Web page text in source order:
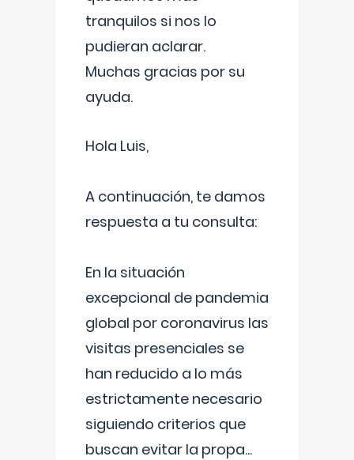
tranquilos si nos lo
pudieran aclarar.
Muchas gracias por su
ayuda.
Hola Luis,
A continuación, te damos
respuesta a tu consulta:
En la situación
excepcional de pandemia
global por coronavirus las
visitas presenciales se
han reducido a lo más
estrictamente necesario
siguiendo criterios que
buscan evitar la propa...